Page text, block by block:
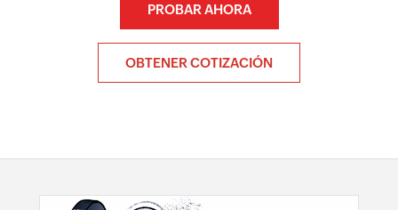
PROBAR AHORA
OBTENER COTIZACIÓN